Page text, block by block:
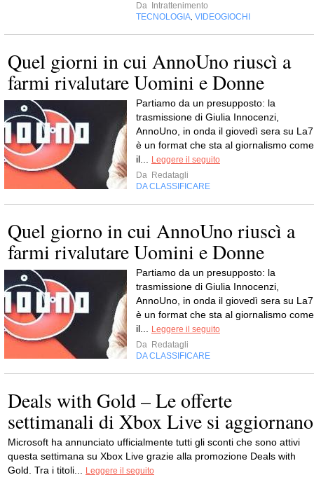
Da
Intrattenimento
TECNOLOGIA VIDEOGIOCHI
Quel giorni in cui AnnoUno riuscì a
farmi rivalutare Uomini e Donne
Partiamo da un presupposto: la
trasmissione di Giulia Innocenzi,
AnnoUno, in onda il giovedì sera su
è un format che sta al giornalismo come
il...
Leggere il seguito
Da Redatagli
DA CLASSIFICARE
Quel giorno in cui AnnoUno riuscì a
farmi rivalutare Uomini e Donne
Partiamo da un presupposto: la
trasmissione di Giulia Innocenzi,
AnnoUno, in onda il giovedì sera su
è un format che sta al giornalismo come
il...
Leggere il seguito
Da Redatagli
DA CLASSIFICARE
Deals with Gold – Le offerte
settimanali di Xbox Live si aggiornano
Microsoft ha annunciato ufficialmente tutti gli sconti che sono attivi
questa settimana su Xbox Live grazie alla promozione Deals with
Gold. Tra i titoli...
Leggere il seguito